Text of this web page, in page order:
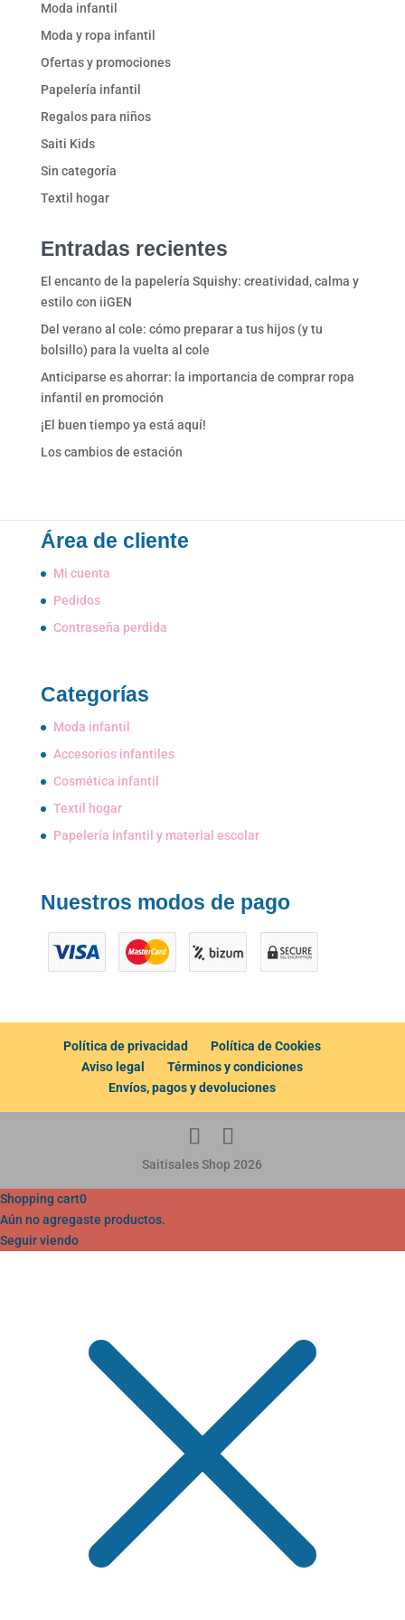
Moda infantil
Moda y ropa infantil
Ofertas y promociones
Papelería infantil
Regalos para niños
Saiti Kids
Sin categoría
Textil hogar
Entradas recientes
El encanto de la papelería Squishy: creatividad, calma y
estilo con iiGEN
Del verano al cole: cómo preparar a tus hijos (y tu
bolsillo) para la vuelta al cole
Anticiparse es ahorrar: la importancia de comprar ropa
infantil en promoción
¡El buen tiempo ya está aquí!
Los cambios de estación
Área de cliente
Mi cuenta
Pedidos
Contraseña perdida
Categorías
Moda infantil
Accesorios infantiles
Cosmética infantil
Textil hogar
Papelería infantil y material escolar
Nuestros modos de pago
Política de privacidad
Política de Cookies
Aviso legal
Términos y condiciones
Envíos, pagos y devoluciones
Saitisales Shop 2026
Shopping cart0
Aún no agregaste productos.
Seguir viendo